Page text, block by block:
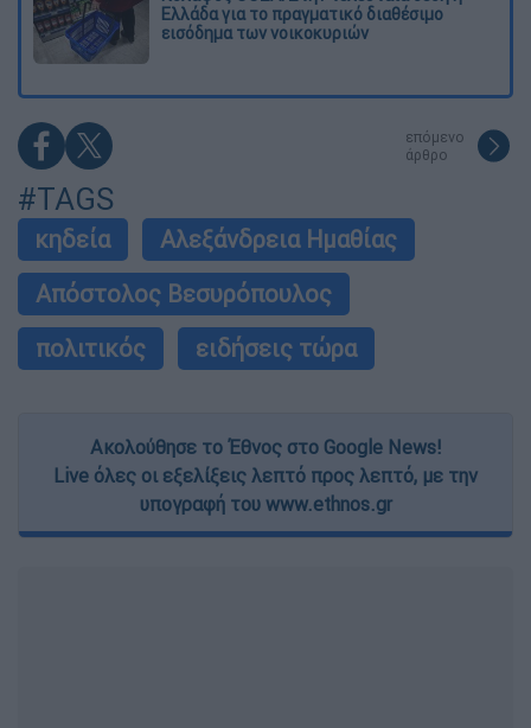
Ελλάδα για το πραγματικό διαθέσιμο
εισόδημα των νοικοκυριών
επόμενο
άρθρο
#TAGS
κηδεία
Αλεξάνδρεια Ημαθίας
Απόστολος Βεσυρόπουλος
πολιτικός
ειδήσεις τώρα
Ακολούθησε το Έθνος στο Google News!
Live όλες οι εξελίξεις λεπτό προς λεπτό, με την
υπογραφή του www.ethnos.gr